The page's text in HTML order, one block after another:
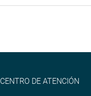
CENTRO DE ATENCIÓN